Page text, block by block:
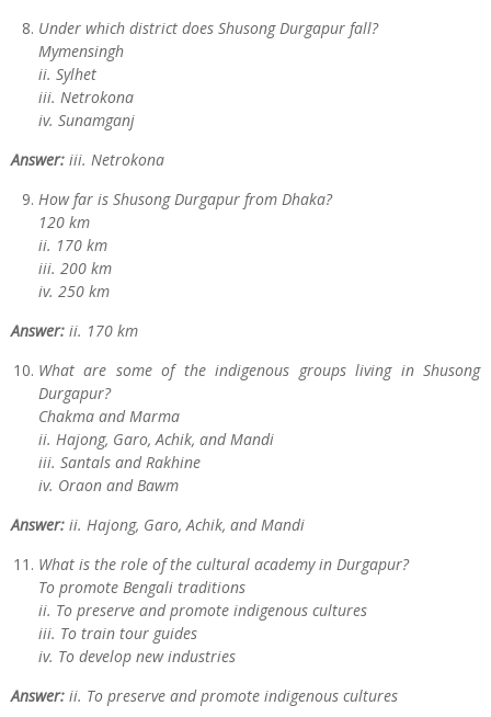
Under which district does Shusong Durgapur fall?
Mymensingh
ii. Sylhet
iii. Netrokona
iv. Sunamganj
Answer: iii. Netrokona
How far is Shusong Durgapur from Dhaka?
120 km
ii. 170 km
iii. 200 km
iv. 250 km
Answer: ii. 170 km
What are some of the indigenous groups living in Shusong
Durgapur?
Chakma and Marma
ii. Hajong, Garo, Achik, and Mandi
iii. Santals and Rakhine
iv. Oraon and Bawm
Answer: ii. Hajong, Garo, Achik, and Mandi
What is the role of the cultural academy in Durgapur?
To promote Bengali traditions
ii. To preserve and promote indigenous cultures
iii. To train tour guides
iv. To develop new industries
Answer: ii. To preserve and promote indigenous cultures